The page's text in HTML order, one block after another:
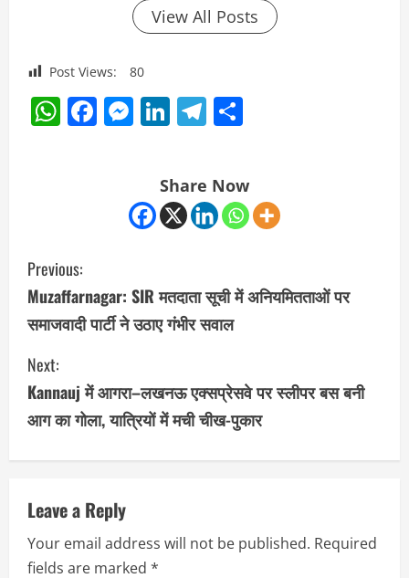
View All Posts
Post Views: 80
WhatsApp
Facebook
Messenger
LinkedIn
Telegram
Share Now
C
o
n
t
i
n
e
R
Previous:
Muzaffarnagar: SIR मतदाता सूची में अनियमितताओं पर
समाजवादी पार्टी ने उठाए गंभीर सवाल
Next:
Kannauj में आगरा–लखनऊ एक्सप्रेसवे पर स्लीपर बस बनी
आग का गोला, यात्रियों में मची चीख-पुकार
Leave a Reply
Your email address will not be published. Required
fields are marked *